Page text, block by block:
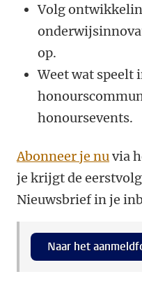
Volg
op.
Weet wat speelt
honoursevents.
Abonneer je nu via
je krijgt de
Nieuwsbrief in je
Naar het